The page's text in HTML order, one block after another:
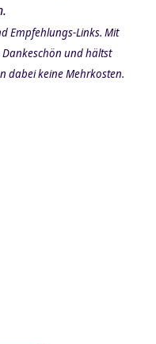
Empfehlungs-Links. Mit
und hältst
dabei keine Mehrkosten.